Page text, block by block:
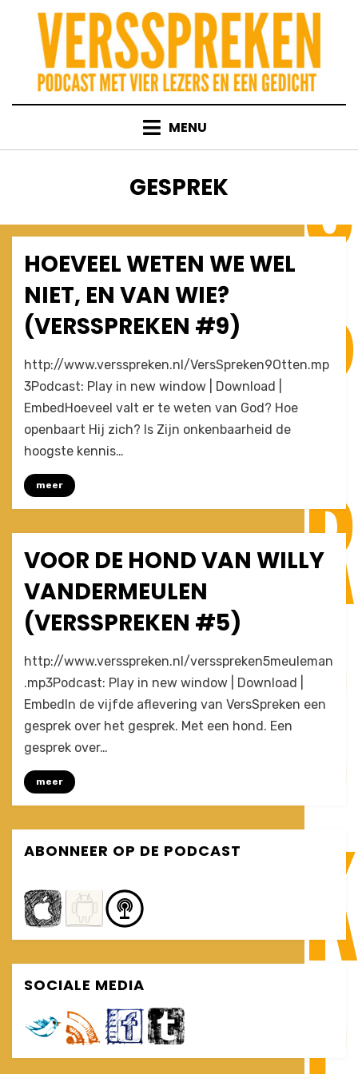
content
MENU
TAG
:
GESPREK
Posted
on
December 10, 2011
Afleveringen
HOEVEEL WETEN WE WEL
NIET, EN VAN WIE?
(VERSSPREKEN #9)
by Joost
Leave a comment
weten
we
wel
#9)
http://www.versspreken.nl/VersSpreken9Otten.mp
3Podcast: Play in new window | Download |
EmbedHoeveel valt er te weten van God? Hoe
openbaart Hij zich? Is Zijn onkenbaarheid de
hoogste kennis…
meer
Posted
on
May 20, 2010
Afleveringen
VOOR DE HOND VAN WILLY
VANDERMEULEN
(VERSSPREKEN #5)
by Joost
Leave a comment
de
hond
van
http://www.versspreken.nl/versspreken5meuleman
.mp3Podcast: Play in new window | Download |
EmbedIn de vijfde aflevering van VersSpreken een
gesprek over het gesprek. Met een hond. Een
gesprek over…
meer
ABONNEER OP DE PODCAST
SOCIALE MEDIA